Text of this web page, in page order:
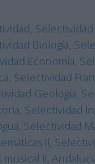
,
Biología,
Economía,
, Selectividad
Geología,
, Selectividad
, Selectividad
II,
musical II,